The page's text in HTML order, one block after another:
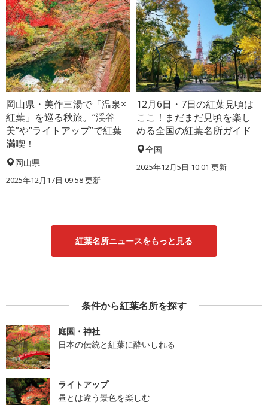
岡山県・美作三湯で「温泉×
紅葉」を巡る秋旅。“渓谷
美”や“ライトアップ”で紅葉
満喫！
岡山県
2025年12月17日 09:58 更新
12月6日・7日の紅葉見頃は
ここ！まだまだ見頃を楽し
める全国の紅葉名所ガイド
全国
2025年12月5日 10:01 更新
紅葉名所ニュースをもっと見る
条件から紅葉名所を探す
庭園・神社
日本の伝統と紅葉に酔いしれる
ライトアップ
昼とは違う景色を楽しむ